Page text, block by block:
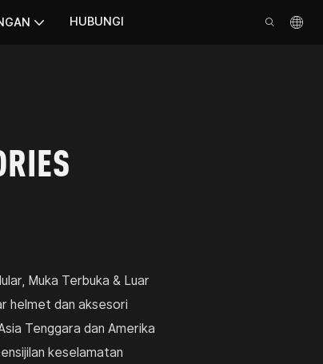
HUBUNGI
Muka Terbuka & Luar
helmet dan aksesori
Tenggara dan Amerika
keselamatan